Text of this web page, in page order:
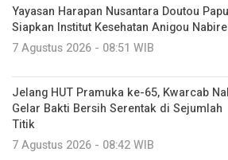
Yayasan Harapan Nusantara Doutou
Siapkan Institut Kesehatan Anigou Nabire
7 Agustus 2026 - 08:51 WIB
Jelang HUT Pramuka ke-65, Kwarcab
Gelar Bakti Bersih Serentak di Sejumlah
Titik
7 Agustus 2026 - 08:42 WIB